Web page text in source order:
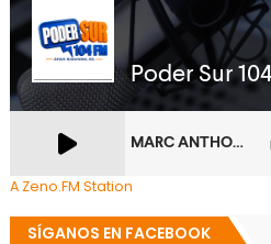
A Zeno.FM Station
SÍGANOS EN FACEBOOK